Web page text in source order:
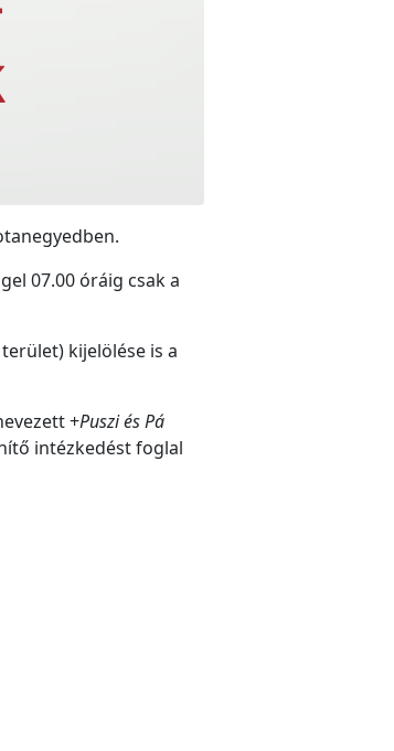
07.00 óráig csak a
kijelölése is a
+Puszi és Pá
intézkedést foglal